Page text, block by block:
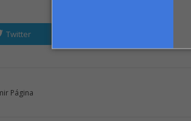
Twitter
Página